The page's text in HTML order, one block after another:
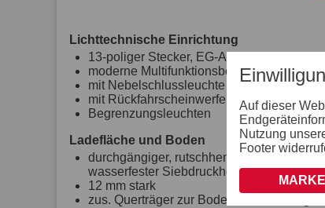
Lichttechnische Einrichtung
13-poliger Stecker, EG-Ausstattung
moderne Multifunktionsbeleuchtung
mit Nebelschlussleuchte
mit Rückfahrscheinwerfer
Begrenzungsleuchten
Ladefläche und Boden
durchgängiger, rutschhemmender und
wasserfester Siebdruckholzboden
12 mm stark
zus. Querträger zur Bodenunterstützung
Auf dieser
Nutzung
Footer